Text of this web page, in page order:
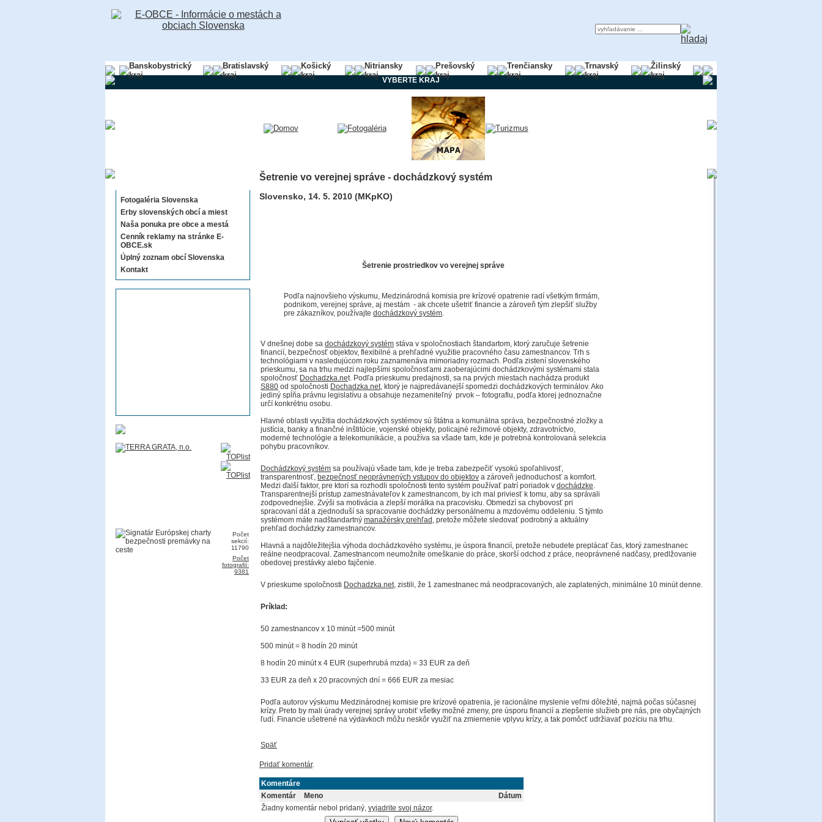
Banskobystrický
kraj
Bratislavský
kraj
Košický
kraj
Nitriansky
kraj
Prešovský
kraj
Trenčiansky
kraj
Trnavský
kraj
Žilinský
kraj
VYBERTE KRAJ
Fotogaléria Slovenska
Erby slovenských obcí a miest
Naša ponuka pre obce a mestá
Cenník reklamy na stránke E-
OBCE.sk
Úplný zoznam obcí Slovenska
Kontakt
Počet
sekcií:
11790
Počet
fotografií:
9381
Šetrenie vo verejnej správe - dochádzkový systém
Slovensko, 14. 5. 2010 (MKpKO)
Šetrenie prostriedkov vo verejnej správe
Podľa najnovšieho výskumu, Medzinárodná komisia pre krízové opatrenie radí všetkým firmám,
podnikom, verejnej správe, aj mestám - ak chcete ušetriť financie a zároveň tým zlepšiť služby
pre zákazníkov, používajte dochádzkový systém.
V dnešnej dobe sa dochádzkový systém stáva v spoločnostiach štandartom, ktorý zaručuje šetrenie
financií, bezpečnosť objektov, flexibilné a prehľadné využitie pracovného času zamestnancov. Trh s
technológiami v nasledujúcom roku zaznamenáva mimoriadny rozmach. Podľa zistení slovenského
prieskumu, sa na trhu medzi najlepšími spoločnosťami zaoberajúcimi dochádzkovými systémami stala
spoločnosť Dochadzka.net. Podľa prieskumu predajnosti, sa na prvých miestach nachádza produkt
S880 od spoločnosti Dochadzka.net, ktorý je najpredávanejší spomedzi dochádzkových terminálov. Ako
jediný spĺňa právnu legislatívu a obsahuje nezameniteľný prvok – fotografiu, podľa ktorej jednoznačne
určí konkrétnu osobu.
Hlavné oblasti využitia dochádzkových systémov sú štátna a komunálna správa, bezpečnostné zložky a
justícia, banky a finančné inštitúcie, vojenské objekty, policajné režimové objekty, zdravotníctvo,
moderné technológie a telekomunikácie, a používa sa všade tam, kde je potrebná kontrolovaná selekcia
pohybu pracovníkov.
Dochádzkový systém sa používajú všade tam, kde je treba zabezpečiť vysokú spoľahlivosť,
transparentnosť, bezpečnosť neoprávnených vstupov do objektov a zároveň jednoduchosť a komfort.
Medzi ďalší faktor, pre ktorí sa rozhodli spoločnosti tento systém používať patrí poriadok v dochádzke.
Transparentnejší prístup zamestnávateľov k zamestnancom, by ich mal priviesť k tomu, aby sa správali
zodpovednejšie. Zvýši sa motivácia a zlepší morálka na pracovisku. Obmedzí sa chybovosť pri
spracovaní dát a zjednoduší sa spracovanie dochádzky personálnemu a mzdovému oddeleniu. S týmto
systémom máte nadštandartný manažérsky prehľad , pretože môžete sledovať podrobný a aktuálny
prehľad dochádzky zamestnancov.
Hlavná a najdôležitejšia výhoda dochádzkového systému, je úspora financií, pretože nebudete preplácať čas, ktorý zamestnanec
reálne neodpracoval. Zamestnancom neumožníte omeškanie do práce, skorší odchod z práce, neoprávnené nadčasy, predlžovanie
obedovej prestávky alebo fajčenie.
V prieskume spoločnosti Dochadzka.net, zistili, že 1 zamestnanec má neodpracovaných, ale zaplatených, minimálne 10 minút denne.
Príklad:
50 zamestnancov x 10 minút =500 minút
500 minút = 8 hodín 20 minút
8 hodín 20 minút x 4 EUR (superhrubá mzda) = 33 EUR za deň
33 EUR za deň x 20 pracovných dní = 666 EUR za mesiac
Podľa autorov výskumu Medzinárodnej komisie pre krízové opatrenia, je racionálne myslenie veľmi dôležité, najmä počas súčasnej
krízy. Preto by mali úrady verejnej správy urobiť všetky možné zmeny, pre úsporu financií a zlepšenie služieb pre nás, pre obyčajných
ľudí. Financie ušetrené na výdavkoch môžu neskôr využiť na zmiernenie vplyvu krízy, a tak pomôcť udržiavať pozíciu na trhu.
Späť
Pridať komentár.
Komentáre
Komentár
Meno
Dátum
Žiadny komentár nebol pridaný, vyjadrite svoj názor.